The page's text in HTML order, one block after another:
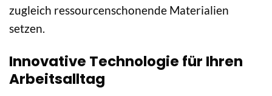
zugleich ressourcenschonende Materialien
setzen.
Innovative Technologie für Ihren
Arbeitsalltag